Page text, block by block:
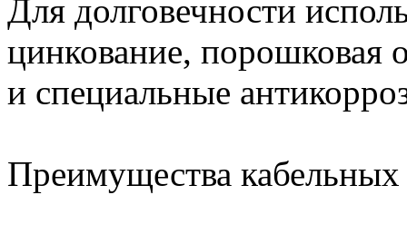
Для долговечности
цинкование, порошковая
и специальные
Преимущества кабельных